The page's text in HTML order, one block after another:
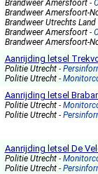
Brandweer Amersfoort -
Brandweer Amersfoort-
Brandweer Utrechts Land
Brandweer Amersfoort -
Brandweer Amersfoort-
Aanrijding letsel
Politie Utrecht -
Politie Utrecht -
Aanrijding letsel
Politie Utrecht -
Politie Utrecht -
Aanrijding letsel De
Politie Utrecht -
Politie Utrecht -